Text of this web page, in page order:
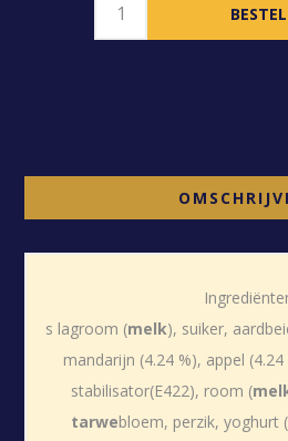
s lagroom (melk), suiker,
mandarijn (4.24 %), appel
stabilisator(E422), room (
tarwebloem, perzik, yoghurt (